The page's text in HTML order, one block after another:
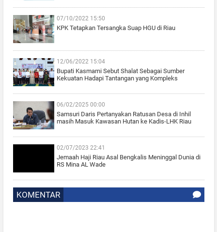
07/10/2022 15:50
KPK Tetapkan Tersangka Suap HGU di Riau
12/06/2022 15:04
Bupati Kasmarni Sebut Shalat Sebagai Sumber
Kekuatan Hadapi Tantangan yang Kompleks
06/02/2025 00:00
Samsuri Daris Pertanyakan Ratusan Desa di Inhil
masih Masuk Kawasan Hutan ke Kadis-LHK Riau
02/07/2023 22:41
Jemaah Haji Riau Asal Bengkalis Meninggal Dunia di
RS Mina AL Wade
KOMENTAR